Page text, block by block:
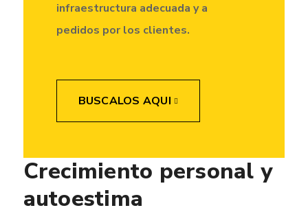
infraestructura adecuada y a
pedidos por los clientes.
BUSCALOS AQUI
Crecimiento personal y
autoestima